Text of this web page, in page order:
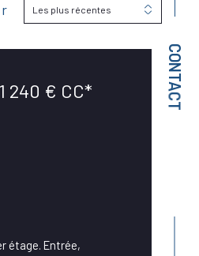
CONTACT
Les plus récentes
1 240 € CC*
étage. Entrée,